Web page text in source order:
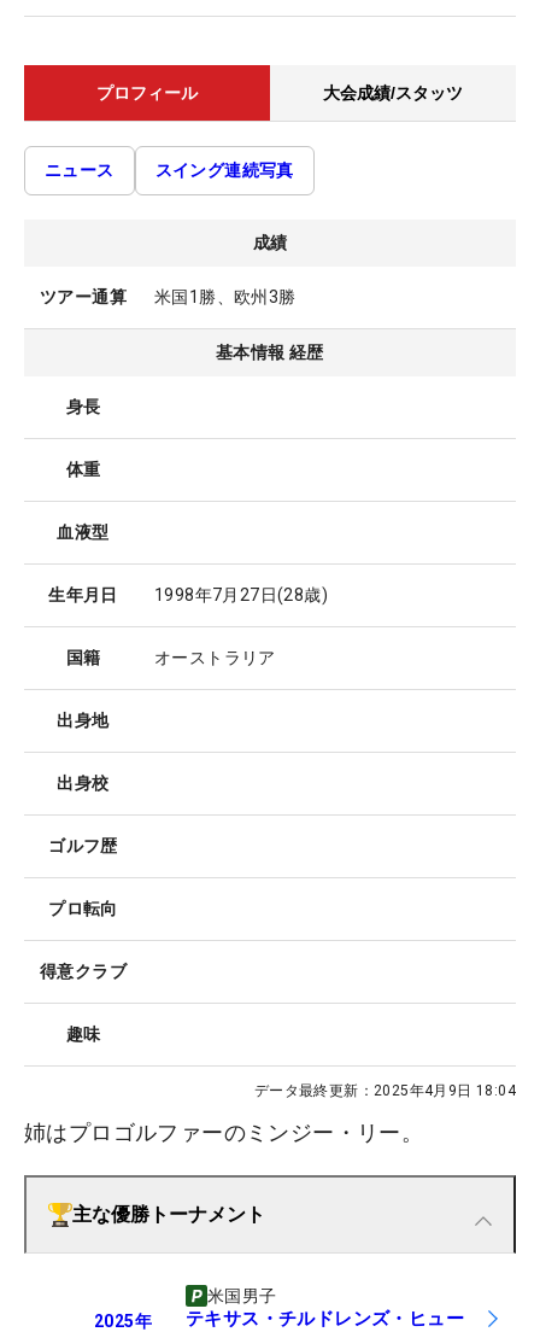
プロフィール 大会成績/スタッツ
ニュース スイング連続写真
成績
ツアー通算 米国1勝、欧州3勝
基本情報 経歴
身長
体重
血液型
生年月日 1998年7月27日(28歳)
国籍 オーストラリア
出身地
出身校
ゴルフ歴
プロ転向
得意クラブ
趣味
データ最終更新： 2025年4月9日 18:04
姉はプロゴルファーのミンジー・リー。
主な優勝トーナメント
2025年
米国男子
テキサス・チルドレンズ・ヒュー